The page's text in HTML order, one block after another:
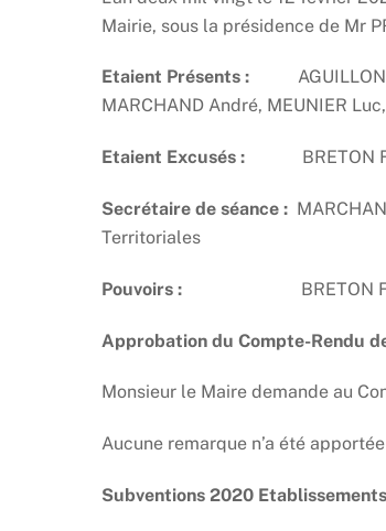
Mairie, sous la présidence de Mr
Etaient Présents : AGUILLON
MARCHAND André, MEUNIER
Etaient Excusés : BRETON
Secrétaire de séance :
Territoriales
Pouvoirs : BRETON
Approbation du Compte-Rendu
Monsieur le Maire demande au
Aucune remarque n’a été
Subventions 2020